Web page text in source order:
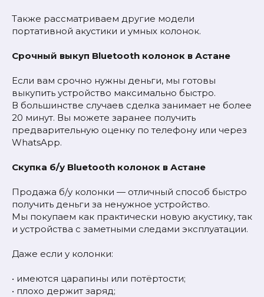
Также рассматриваем другие модели
портативной акустики и умных колонок.
Срочный выкуп Bluetooth колонок в Астане
Если вам срочно нужны деньги, мы готовы
выкупить устройство максимально быстро.
В большинстве случаев сделка занимает не более
20 минут. Вы можете заранее получить
предварительную оценку по телефону или через
WhatsApp.
Скупка б/у Bluetooth колонок в Астане
Продажа б/у колонки — отличный способ быстро
получить деньги за ненужное устройство.
Мы покупаем как практически новую акустику, так
и устройства с заметными следами эксплуатации.
Даже если у колонки:
• имеются царапины или потёртости;
• плохо держит заряд;